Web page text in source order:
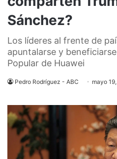
Sánchez?
Los líderes al frente de
apuntalarse y
Popular de Huawei
Pedro Rodríguez - ABC mayo